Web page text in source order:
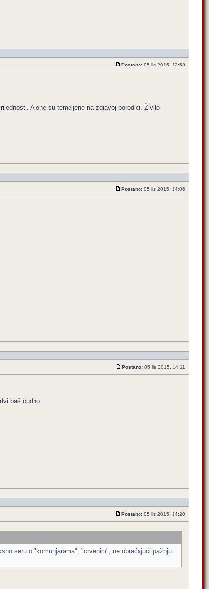
Postano: 05 lis 2015, 13:58
A one su temeljene na zdravoj porodici. Živilo
Postano: 05 lis 2015, 14:06
Postano: 05 lis 2015, 14:11
baš čudno.
Postano: 05 lis 2015, 14:20
seru o "komunjarama", "crvenim", ne obraćajući pažnju